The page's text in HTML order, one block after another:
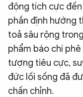
động tích cực
phần định hướng
toả sâu rộng
phẩm báo chí
tượng tiêu cực,
đức lối sống đã
chấn chỉnh.